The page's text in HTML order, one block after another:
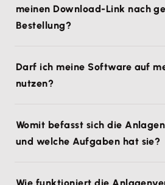
meinen Download-Link nach
Bestellung?
Darf ich meine Software auf
nutzen?
Womit befasst sich die
und welche Aufgaben hat sie?